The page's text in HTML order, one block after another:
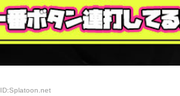
ID:Splatoon.net